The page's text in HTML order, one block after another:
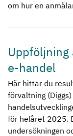
om hur en
Uppföljning
e-handel
Här hittar du
förvaltning
för helåret 2025.
undersökningen